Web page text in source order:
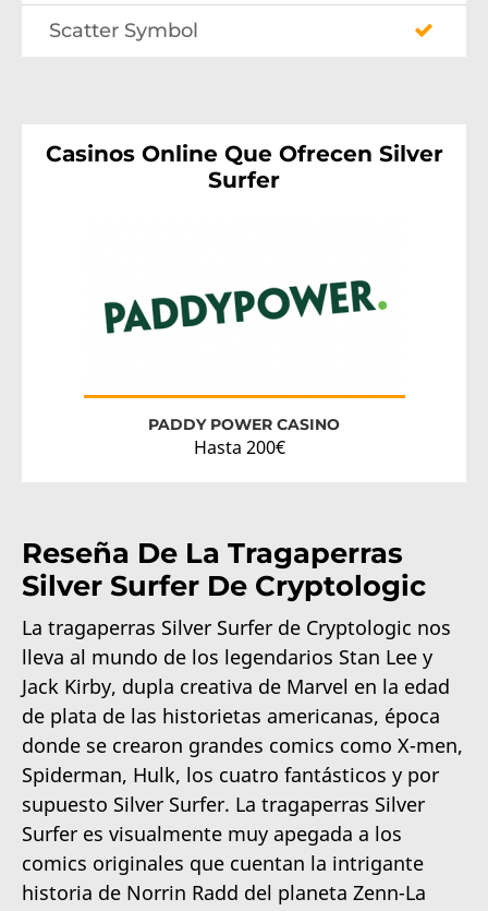
Casinos Online Que Ofrecen Silver
Surfer
PADDY POWER CASINO
Hasta 200€
Reseña De La Tragaperras
Silver Surfer De Cryptologic
La tragaperras Silver Surfer de Cryptologic nos
lleva al mundo de los legendarios Stan Lee y
Jack Kirby, dupla creativa de Marvel en la edad
de plata de las historietas americanas, época
donde se crearon grandes comics como X-men,
Spiderman, Hulk, los cuatro fantásticos y por
supuesto Silver Surfer. La tragaperras Silver
Surfer es visualmente muy apegada a los
comics originales que cuentan la intrigante
historia de Norrin Radd del planeta Zenn-La
Scatter Symbol